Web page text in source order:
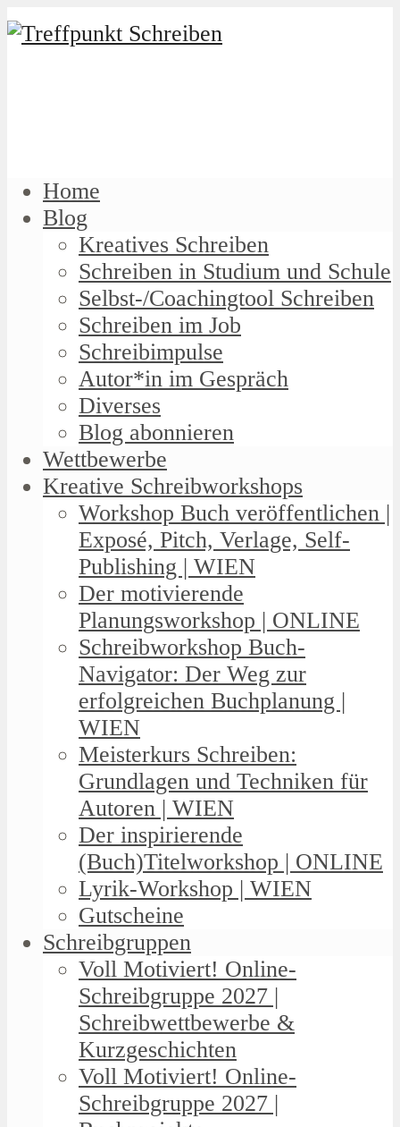
Home
Blog
Kreatives Schreiben
Schreiben in Studium und Schule
Selbst-/Coachingtool Schreiben
Schreiben im Job
Schreibimpulse
Autor*in im Gespräch
Diverses
Blog abonnieren
Wettbewerbe
Kreative Schreibworkshops
Workshop Buch veröffentlichen |
Exposé, Pitch, Verlage, Self-
Publishing | WIEN
Der motivierende
Planungsworkshop | ONLINE
Schreibworkshop Buch-
Navigator: Der Weg zur
erfolgreichen Buchplanung |
WIEN
Meisterkurs Schreiben:
Grundlagen und Techniken für
Autoren | WIEN
Der inspirierende
(Buch)Titelworkshop | ONLINE
Lyrik-Workshop | WIEN
Gutscheine
Schreibgruppen
Voll Motiviert! Online-
Schreibgruppe 2027 |
Schreibwettbewerbe &
Kurzgeschichten
Voll Motiviert! Online-
Schreibgruppe 2027 |